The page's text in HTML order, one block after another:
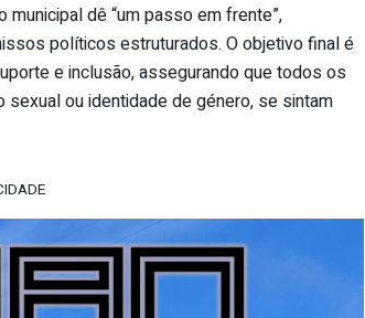
dê “um passo em frente”,
políticos estruturados. O objetivo final é
e inclusão, assegurando que todos os
ou identidade de género, se sintam